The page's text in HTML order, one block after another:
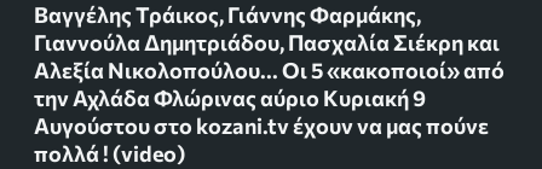
Βαγγέλης Τράικος, Γιάννης Φαρμάκης,
Γιαννούλα Δημητριάδου, Πασχαλία Σιέκρη και
Αλεξία Νικολοπούλου... Οι 5 «κακοποιοί» από
την Αχλάδα Φλώρινας αύριο Κυριακή 9
Αυγούστου στο kozani.tv έχουν να μας πούνε
πολλά ! (video)